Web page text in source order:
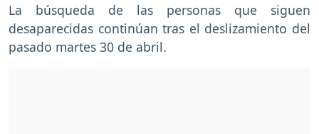
La búsqueda de las personas que siguen
desaparecidas continúan tras el deslizamiento del
pasado martes 30 de abril.